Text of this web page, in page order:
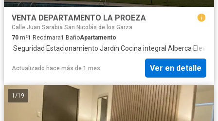
VENTA DEPARTAMENTO LA PROEZA
Calle Juan Sarabia San Nicolás de los Garza
70 m²1 Recámara1 BañoApartamento
·Seguridad·Estacionamiento·Jardín·Cocina integral ·Alberca·
Actualizado hace más de 1 mes Ver en detalle
1 /19